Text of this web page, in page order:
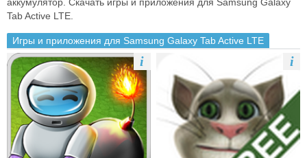
Tab Active LTE.
Игры и приложения для Samsung Galaxy Tab Active LTE
i i